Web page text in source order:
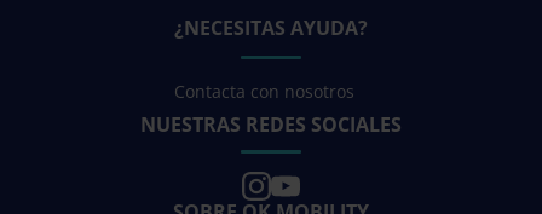
¿NECESITAS AYUDA?
Contacta con nosotros
NUESTRAS REDES SOCIALES